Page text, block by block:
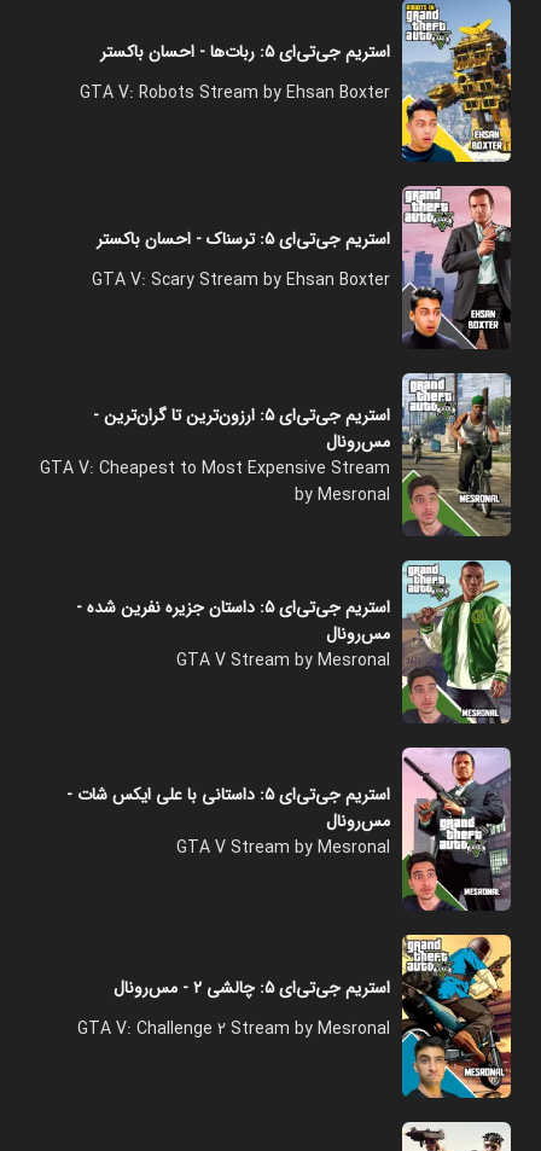
استریم جی‌تی‌ای ۵: ربات‌ها - احسان باکستر
GTA V: Robots Stream by Ehsan Boxter
استریم جی‌تی‌ای ۵: ترسناک - احسان باکستر
GTA V: Scary Stream by Ehsan Boxter
استریم جی‌تی‌ای ۵: ارزون‌ترین تا گران‌ترین -
مس‌رونال
GTA V: Cheapest to Most Expensive Stream
by Mesronal
استریم جی‌تی‌ای ۵: داستان جزیره نفرین شده -
مس‌رونال
GTA V Stream by Mesronal
استریم جی‌تی‌ای ۵: داستانی با علی ایکس شات -
مس‌رونال
GTA V Stream by Mesronal
استریم جی‌تی‌ای ۵: چالشی ۲ - مس‌رونال
GTA V: Challenge 2 Stream by Mesronal